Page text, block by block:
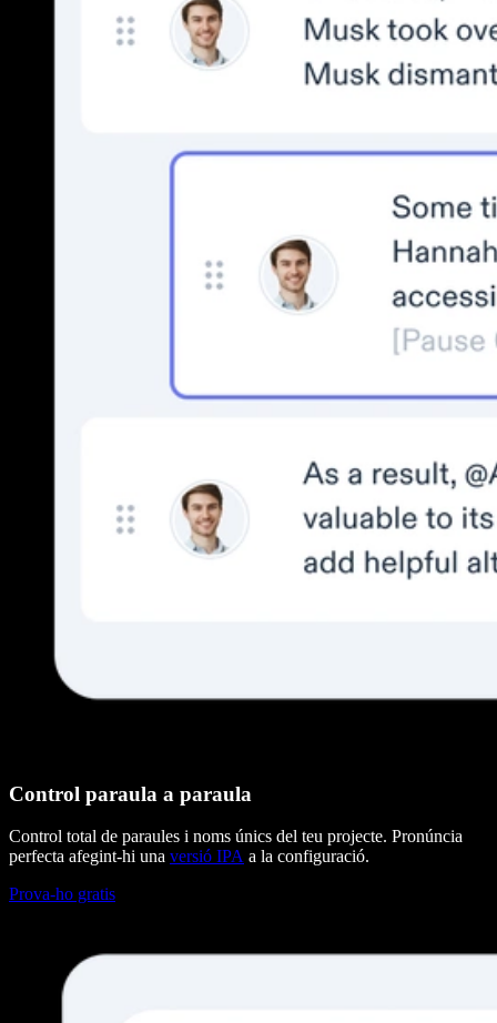
Control paraula a paraula
Control total de paraules i noms únics del teu projecte. Pronúncia
perfecta afegint-hi una versió IPA a la configuració.
Prova-ho gratis